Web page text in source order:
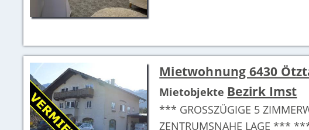
Mietwohnung 6430
Mietobjekte Bezirk Imst
*** GROSSZÜGIGE 5
ZENTRUMSNAHE LAGE ***